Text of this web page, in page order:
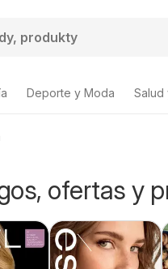
Deporte y Moda Salud
ofertas y